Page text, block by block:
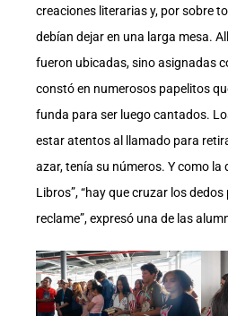
creaciones literarias y, por sobre
debían dejar en una larga mesa.
fueron ubicadas, sino asignadas
constó en numerosos papelitos
funda para ser luego cantados.
estar atentos al llamado para
azar, tenía su números. Y como la
Libros”, “hay que cruzar los
reclame”, expresó una de las